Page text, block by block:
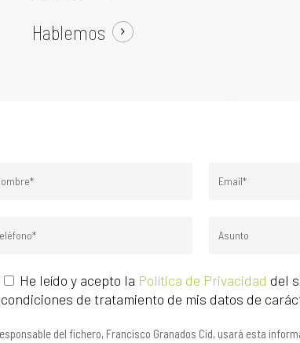
Hablemos
He leído y acepto la Política de Privacidad del
condiciones de tratamiento de mis datos de
del fichero, Francisco Granados Cid, usará esta